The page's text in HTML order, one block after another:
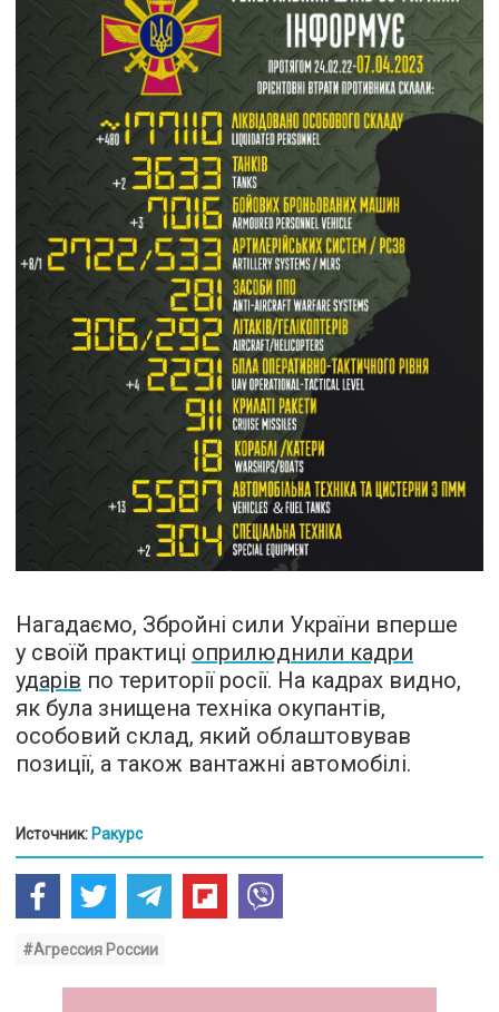
Нагадаємо, Збройні сили України вперше
у своїй практиці оприлюднили кадри
ударів по території росії. На кадрах видно,
як була знищена техніка окупантів,
особовий склад, який облаштовував
позиції, а також вантажні автомобілі.
Источник: Ракурс
#Агрессия России